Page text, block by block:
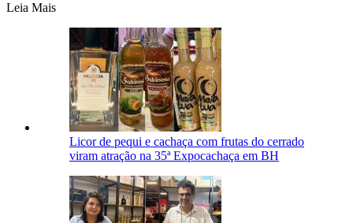
Leia Mais
Licor de pequi e cachaça com frutas do cerrado
viram atração na 35ª Expocachaça em BH